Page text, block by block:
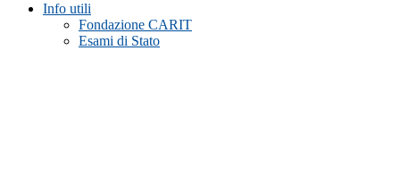
Info utili
Fondazione CARIT
Esami di Stato